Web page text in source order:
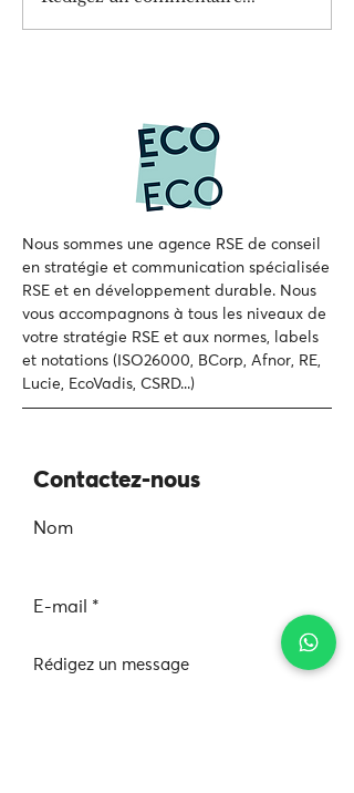
finir avec le greenwashing
Nous sommes une agence RSE de conseil
en stratégie et communication spécialisée
RSE et en développement durable. Nous
vous accompagnons à tous les niveaux de
votre stratégie RSE et aux normes, labels
et notations (ISO26000, BCorp, Afnor, RE,
Lucie, EcoVadis, CSRD...)
Contactez-nous
Nom
E-mail
Rédigez un message